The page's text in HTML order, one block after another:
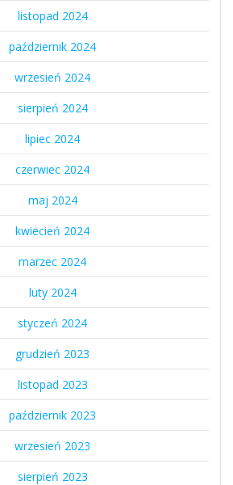
listopad 2024
październik 2024
wrzesień 2024
sierpień 2024
lipiec 2024
czerwiec 2024
maj 2024
kwiecień 2024
marzec 2024
luty 2024
styczeń 2024
grudzień 2023
listopad 2023
październik 2023
wrzesień 2023
sierpień 2023